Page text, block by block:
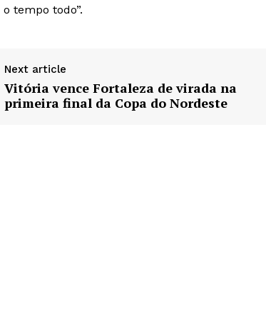
tempo todo”.
Next article
Vitória vence Fortaleza de virada na
primeira final da Copa do Nordeste